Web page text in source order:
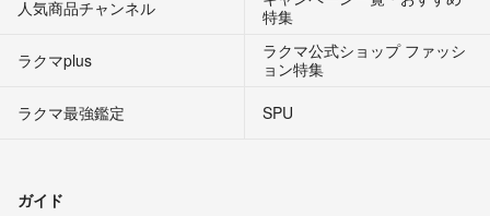
人気商品チャンネル
特集
ラクマplus
ラクマ公式ショップ ファッシ
ョン特集
ラクマ最強鑑定
SPU
ガイド